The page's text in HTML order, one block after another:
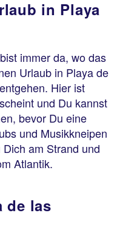
in Playa
immer da, wo das
Urlaub in Playa de
Hier ist
und Du kannst
bevor Du eine
und Musikkneipen
am Strand und
Atlantik.
de las